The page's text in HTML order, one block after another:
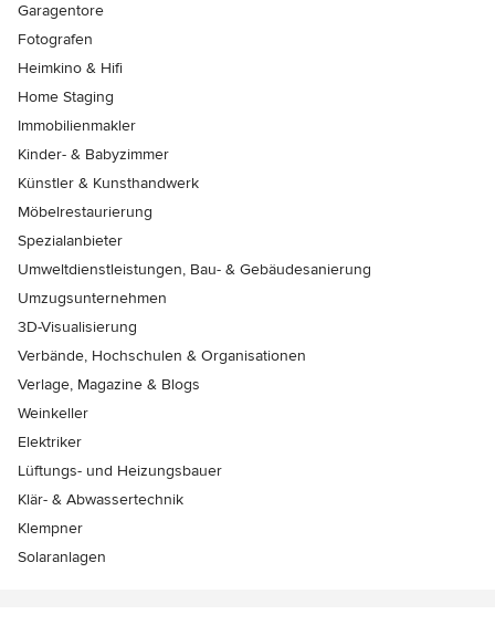
Garagentore
Fotografen
Heimkino & Hifi
Home Staging
Immobilienmakler
Kinder- & Babyzimmer
Künstler & Kunsthandwerk
Möbelrestaurierung
Spezialanbieter
Umweltdienstleistungen, Bau- & Gebäudesanierung
Umzugsunternehmen
3D-Visualisierung
Verbände, Hochschulen & Organisationen
Verlage, Magazine & Blogs
Weinkeller
Elektriker
Lüftungs- und Heizungsbauer
Klär- & Abwassertechnik
Klempner
Solaranlagen